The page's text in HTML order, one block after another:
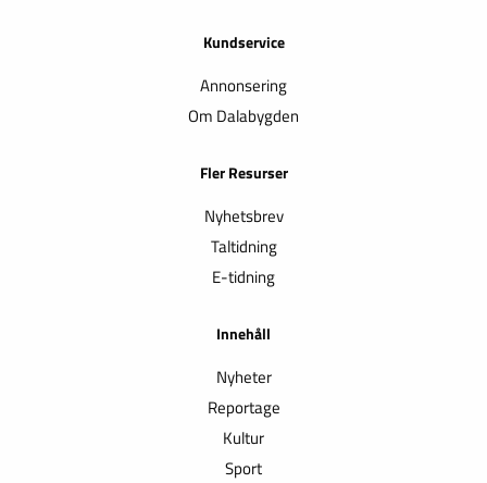
Kundservice
Annonsering
Om Dalabygden
Fler Resurser
Nyhetsbrev
Taltidning
E-tidning
Innehåll
Nyheter
Reportage
Kultur
Sport